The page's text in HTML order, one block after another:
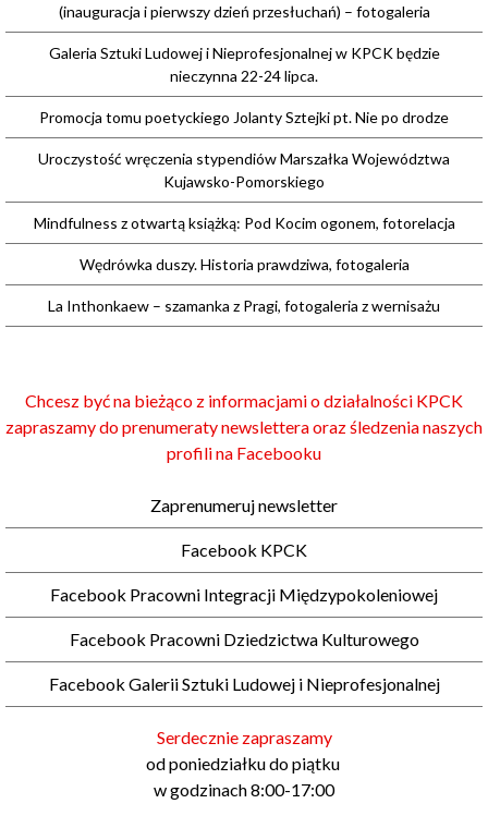
(inauguracja i pierwszy dzień przesłuchań) – fotogaleria
Galeria Sztuki Ludowej i Nieprofesjonalnej w KPCK będzie
nieczynna 22-24 lipca.
Promocja tomu poetyckiego Jolanty Sztejki pt. Nie po drodze
Uroczystość wręczenia stypendiów Marszałka Województwa
Kujawsko-Pomorskiego
Mindfulness z otwartą książką: Pod Kocim ogonem, fotorelacja
Wędrówka duszy. Historia prawdziwa, fotogaleria
La Inthonkaew – szamanka z Pragi, fotogaleria z wernisażu
Chcesz być na bieżąco z informacjami o działalności KPCK
zapraszamy do prenumeraty newslettera oraz śledzenia naszych
profili na Facebooku
Zaprenumeruj newsletter
Facebook KPCK
Facebook Pracowni Integracji Międzypokoleniowej
Facebook Pracowni Dziedzictwa Kulturowego
Facebook Galerii Sztuki Ludowej i Nieprofesjonalnej
Serdecznie zapraszamy
od poniedziałku do piątku
w godzinach 8:00-17:00